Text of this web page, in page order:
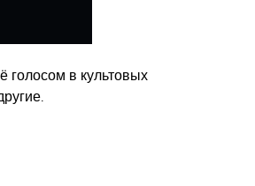
голосом в культовых